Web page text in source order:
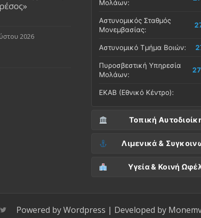
2026
Μολάων:
Αστυνομικός Σταθμός
Μονεμβασίας:
Αστυνομικό Τμήμα Βοιών:
Πυροσβεστική Υπηρεσία
Μολάων:
ΕΚΑΒ (Εθνικό Κέντρο):
Τοπική
Δήμος Μονεμβασίας
(Έδρα):
Δ.Ε. Μονεμβασίας
ΚΕΠ Μονεμβασίας:
Λιμενικά &
Λιμεναρχείο
Μονεμβασίας:
ΚΤΕΛ Λακωνίας (Σταθμός
Μολάων):
Υγεία & Κοινή
Powered byWordpress | Developed by